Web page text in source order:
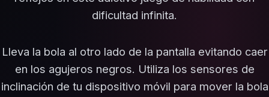
dificultad infinita.
Lleva la bola al otro lado de la pantalla evitando caer
en los agujeros negros. Utiliza los sensores de
inclinación de tu dispositivo móvil para mover la bola